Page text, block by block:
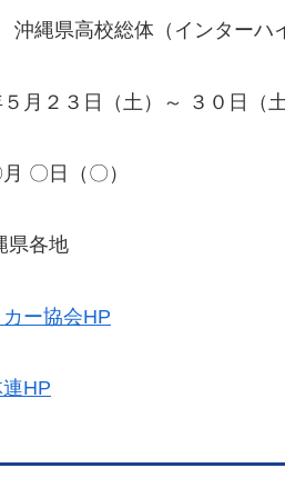
縄県高校総体（インターハ
月２３日（土）～ ３０日（土
〇日（〇）
県各地
ー協会HP
HP